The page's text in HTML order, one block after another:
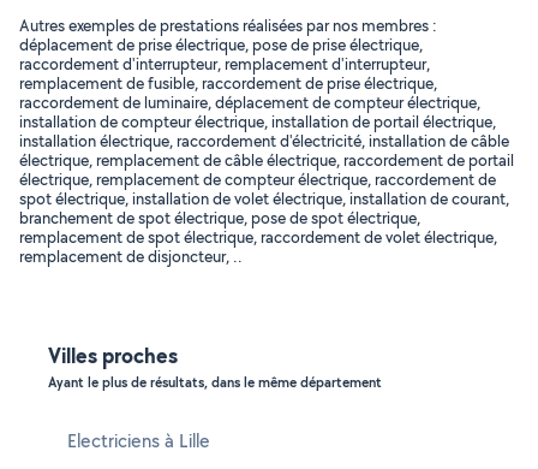
Autres exemples de prestations réalisées par nos membres :
déplacement de prise électrique, pose de prise électrique,
raccordement d'interrupteur, remplacement d'interrupteur,
remplacement de fusible, raccordement de prise électrique,
raccordement de luminaire, déplacement de compteur électrique,
installation de compteur électrique, installation de portail électrique,
installation électrique, raccordement d'électricité, installation de câble
électrique, remplacement de câble électrique, raccordement de portail
électrique, remplacement de compteur électrique, raccordement de
spot électrique, installation de volet électrique, installation de courant,
branchement de spot électrique, pose de spot électrique,
remplacement de spot électrique, raccordement de volet électrique,
remplacement de disjoncteur, ..
Villes proches
Ayant le plus de résultats, dans le même département
Electriciens à Lille